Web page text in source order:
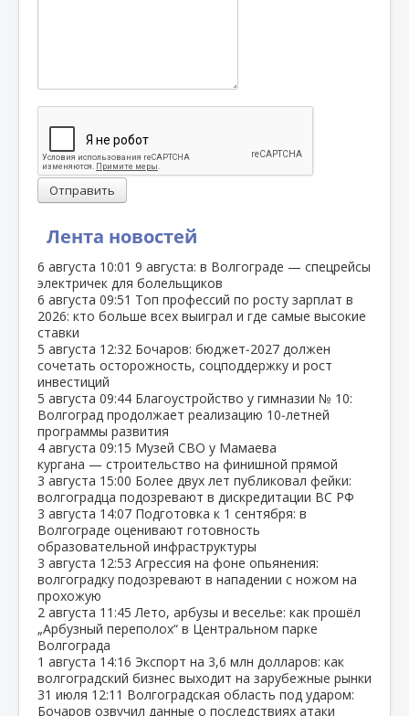
Лента новостей
6 августа 10:01 9 августа: в Волгограде — спецрейсы
электричек для болельщиков
6 августа 09:51 Топ профессий по росту зарплат в
2026: кто больше всех выиграл и где самые высокие
ставки
5 августа 12:32 Бочаров: бюджет‑2027 должен
сочетать осторожность, соцподдержку и рост
инвестиций
5 августа 09:44 Благоустройство у гимназии № 10:
Волгоград продолжает реализацию 10‑летней
программы развития
4 августа 09:15 Музей СВО у Мамаева
кургана — строительство на финишной прямой
3 августа 15:00 Более двух лет публиковал фейки:
волгоградца подозревают в дискредитации ВС РФ
3 августа 14:07 Подготовка к 1 сентября: в
Волгограде оценивают готовность
образовательной инфраструктуры
3 августа 12:53 Агрессия на фоне опьянения:
волгоградку подозревают в нападении с ножом на
прохожую
2 августа 11:45 Лето, арбузы и веселье: как прошёл
„Арбузный переполох“ в Центральном парке
Волгограда
1 августа 14:16 Экспорт на 3,6 млн долларов: как
волгоградский бизнес выходит на зарубежные рынки
31 июля 12:11 Волгоградская область под ударом:
Бочаров озвучил данные о последствиях атаки
Отправить